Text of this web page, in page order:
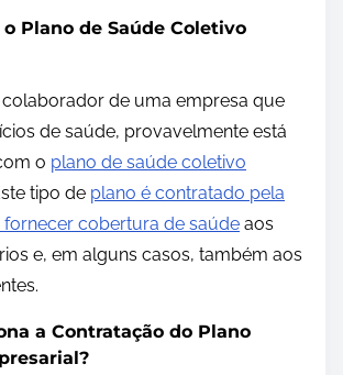
Plano de Saúde Coletivo
de uma empresa que
de saúde, provavelmente está
o plano de saúde coletivo
tipo de plano é contratado pela
cobertura de saúde aos
e, em alguns casos, também aos
a Contratação do Plano